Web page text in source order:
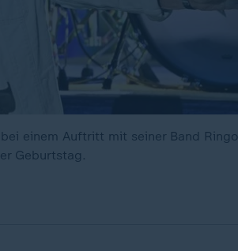
einem Auftritt mit seiner Band Ringo
Geburtstag.